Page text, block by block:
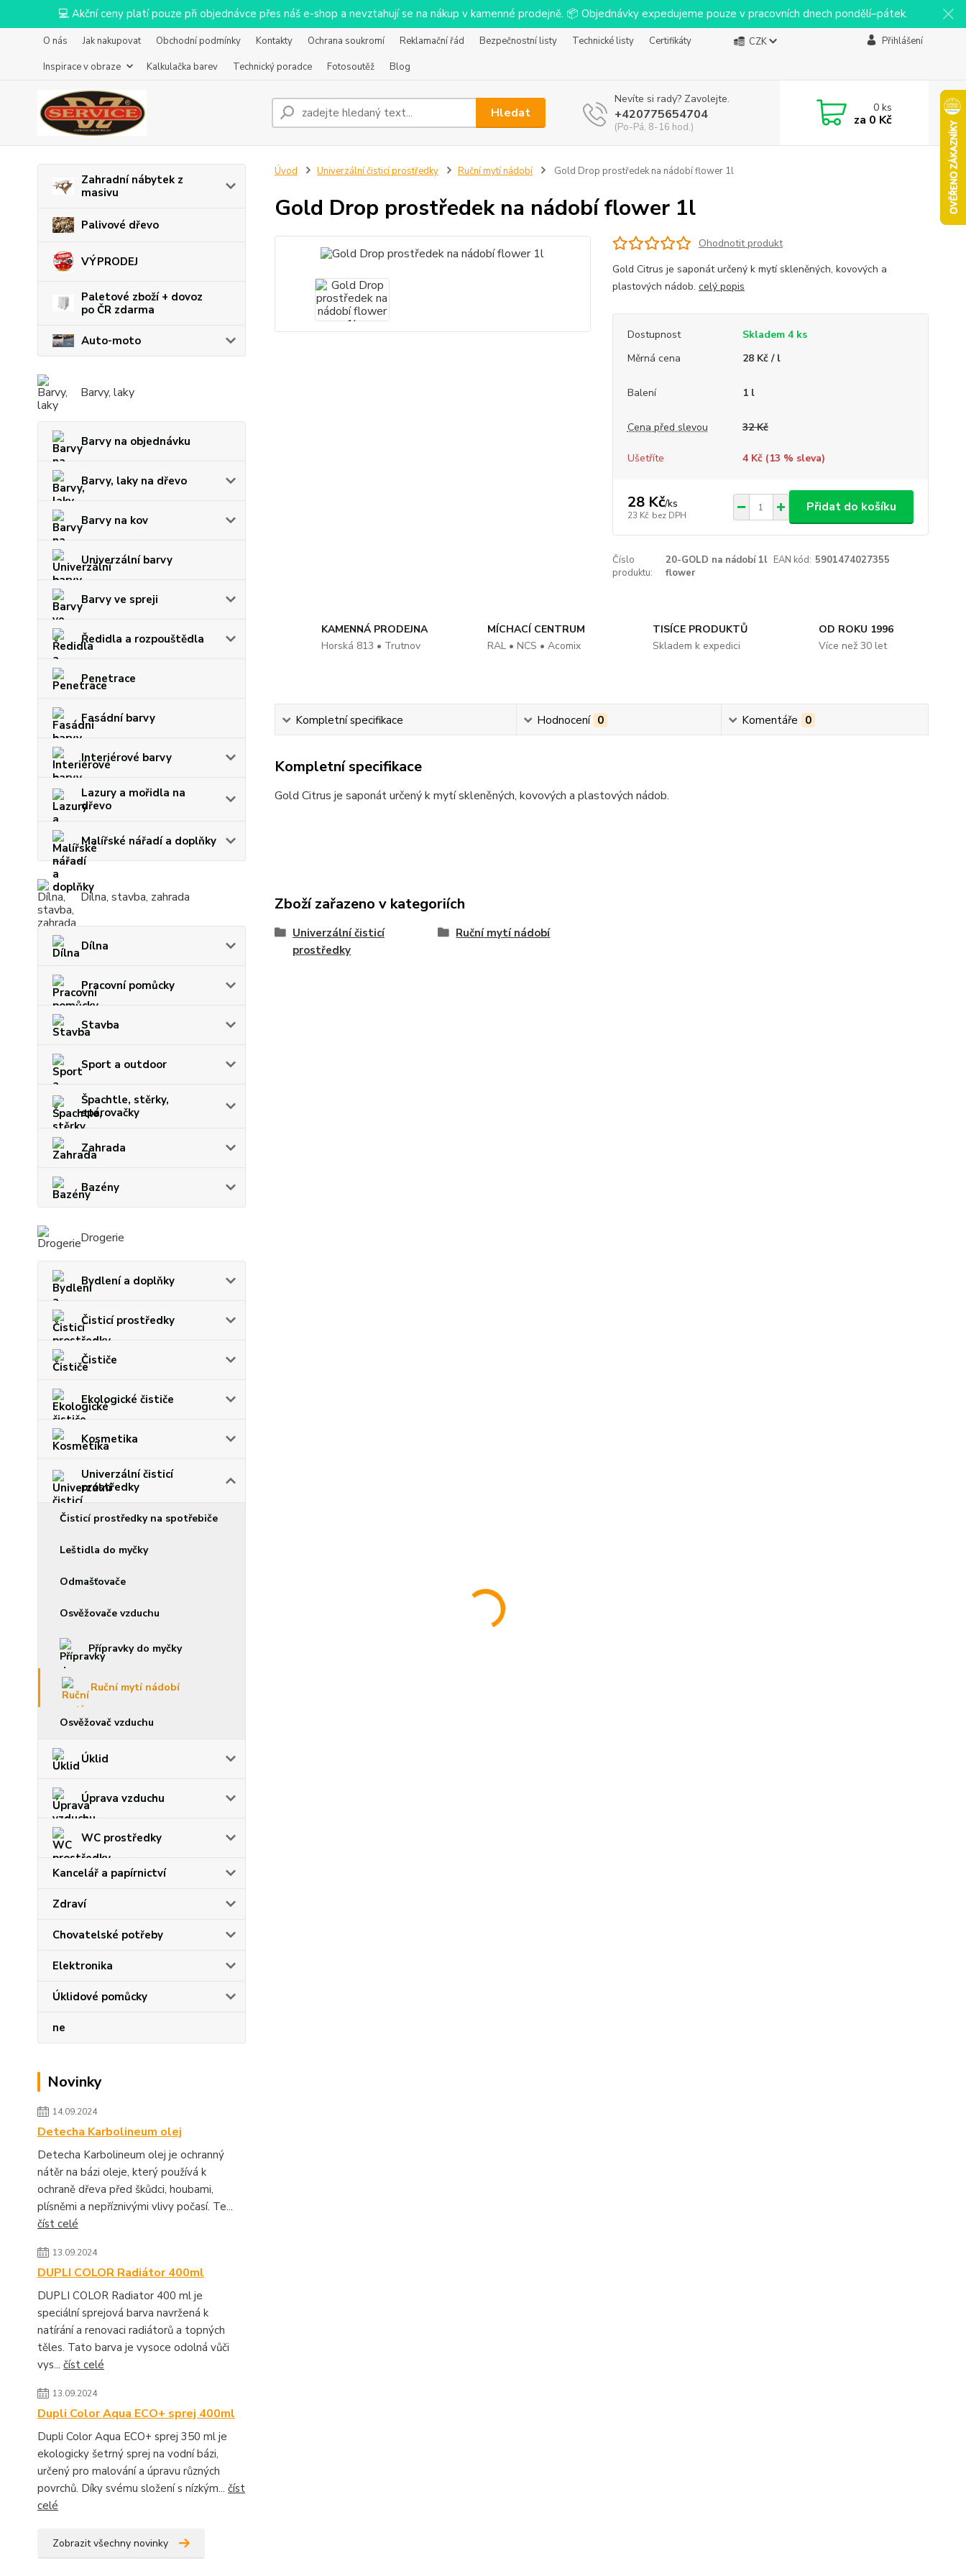
💻 Akční ceny platí pouze při objednávce přes náš e-shop a nevztahují se na nákup v kamenné prodejně. 📦 Objednávky expedujeme pouze v pracovních dnech pondělí–pátek.
O nás Jak nakupovat Obchodní podmínky Kontakty Ochrana soukromí Reklamační řád Bezpečnostní listy Technické listy
Certifikáty
Inspirace v obraze
Kalkulačka barev Technický poradce Fotosoutěž Blog
CZK Přihlášení
Hledat
Nevíte si rady? Zavolejte.
+420775654704
(Po-Pá, 8-16 hod.)
0ks
za 0 Kč
Zahradní nábytek z
masivu
Palivové dřevo
VÝPRODEJ
Paletové zboží + dovoz
po ČR zdarma
Auto-moto
Barvy, laky
Barvy na objednávku
Barvy, laky na dřevo
Barvy na kov
Univerzální barvy
Barvy ve spreji
Ředidla a rozpouštědla
Penetrace
Fasádní barvy
Interiérové barvy
Lazury a mořidla na
dřevo
Malířské nářadí a doplňky
Dílna, stavba, zahrada
Dílna
Pracovní pomůcky
Stavba
Sport a outdoor
Špachtle, stěrky,
spárovačky
Zahrada
Bazény
Drogerie
Bydlení a doplňky
Čisticí prostředky
Čističe
Ekologické čističe
Kosmetika
Univerzální čisticí
prostředky
Čisticí prostředky na spotřebiče
Leštidla do myčky
Odmašťovače
Osvěžovače vzduchu
Přípravky do myčky
Ruční mytí nádobí
Osvěžovač vzduchu
Úklid
Úprava vzduchu
WC prostředky
Kancelář a papírnictví
Zdraví
Chovatelské potřeby
Elektronika
Úklidové pomůcky
ne
Novinky
14.09.2024
Detecha Karbolineum olej
Detecha Karbolineum olej je ochranný
nátěr na bázi oleje, který používá k
ochraně dřeva před škůdci, houbami,
plísněmi a nepříznivými vlivy počasí. Te...
číst celé
13.09.2024
DUPLI COLOR Radiátor 400ml
DUPLI COLOR Radiator 400 ml je
speciální sprejová barva navržená k
natírání a renovaci radiátorů a topných
těles. Tato barva je vysoce odolná vůči
vys... číst celé
13.09.2024
Dupli Color Aqua ECO+ sprej 400ml
Dupli Color Aqua ECO+ sprej 350 ml je
ekologicky šetrný sprej na vodní bázi,
určený pro malování a úpravu různých
povrchů. Díky svému složení s nízkým... číst
celé
Zobrazit všechny novinky
Úvod Univerzální čisticí prostředky Ruční mytí nádobí Gold Drop prostředek na nádobí flower 1l
Gold Drop prostředek na nádobí flower 1l
Ohodnotit produkt
Gold Citrus je saponát určený k mytí skleněných, kovových a
plastových nádob. celý popis
Dostupnost
Skladem 4 ks
Měrná cena
28 Kč / l
Balení 1 l
Cena před slevou 32 Kč
Ušetříte 4 Kč (13 % sleva)
28 Kč/ks
23 Kč bez DPH
Přidat do košíku
Číslo
produktu:
20-GOLD na nádobí 1l
flower
EAN kód: 5901474027355
KAMENNÁ PRODEJNA
Horská 813 • Trutnov
MÍCHACÍ CENTRUM
RAL • NCS • Acomix
TISÍCE PRODUKTŮ
Skladem k expedici
OD ROKU 1996
Více než 30 let
Kompletní specifikace Hodnocení 0 Komentáře 0
Kompletní specifikace
Gold Citrus je saponát určený k mytí skleněných, kovových a plastových nádob.
Zboží zařazeno v kategoriích
Univerzální čisticí
prostředky
Ruční mytí nádobí